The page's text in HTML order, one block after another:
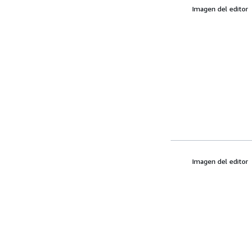
Imagen del editor
Imagen del editor